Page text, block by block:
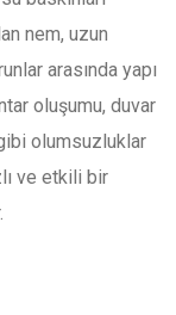
nem, uzun
arasında yapı
oluşumu, duvar
olumsuzluklar
ve etkili bir